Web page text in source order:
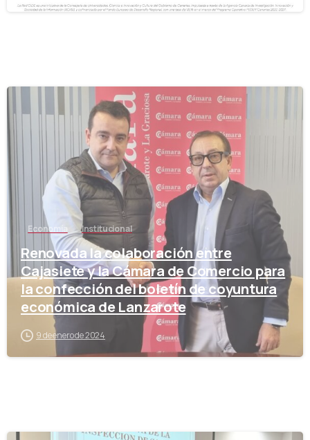
Economía Institucional
Renovada la colaboración entre
Cajasiete y la Cámara de Comercio para
la confección del boletín de coyuntura
económica de Lanzarote
9 de enero de 2024